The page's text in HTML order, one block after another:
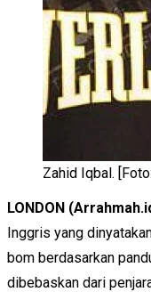
Zahid Iqbal.
LONDON
Inggris yang
bom berdasarkan
dibebaskan dari